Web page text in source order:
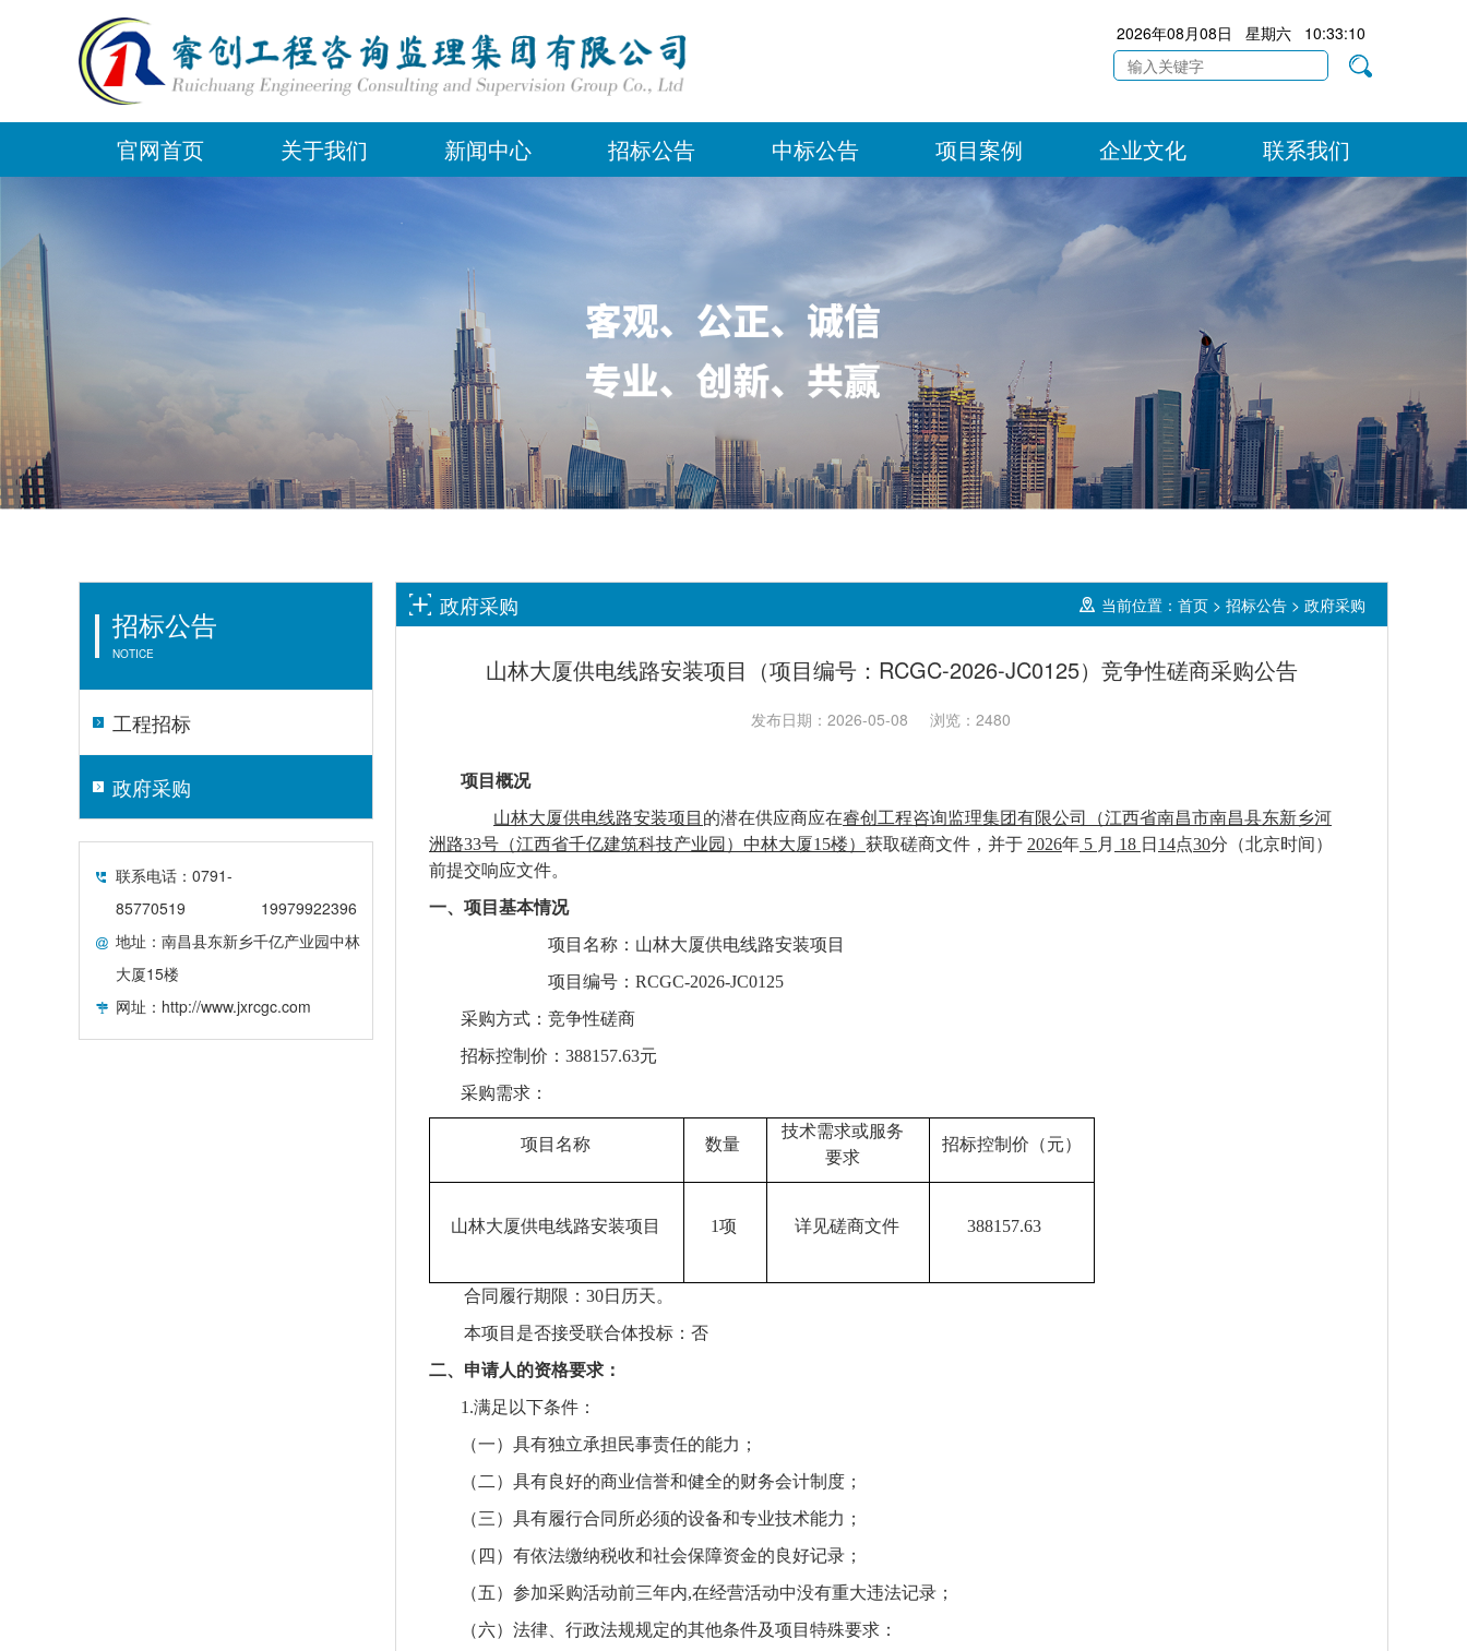
2026年08月08日 星期六 10:33:11
官网首页 关于我们 新闻中心 招标公告 中标公告 项目案例 企业文化 联系我们
招标公告
NOTICE
工程招标
政府采购
联系电话：0791-
85770519
19979922396
地址：南昌县东新乡千亿产业园中林
大厦15楼
网址：http://www.jxrcgc.com
政府采购 当前位置： 首页 > 招标公告 > 政府采购
山林大厦供电线路安装项目（项目编号：RCGC-2026-JC0125）竞争性磋商采购公告
发布日期：2026-05-08 浏览：2480
项目概况
山林大厦供电线路安装项目 的潜在供应商应在睿创工程咨询监理集团有限公司（江西省南昌市南昌县东新乡河
洲路33号（江西省千亿建筑科技产业园）中林大厦15楼） 获取磋商文件，并于 2026年 5 月 18 日 14点30分 （北京时间）
前提交响应文件。
一、项目基本情况
项目名称： 山林大厦供电线路安装项目
项目编号： RCGC-2026-JC0125
采购方式： 竞争性磋商
招标控制价： 388157.63元
采购需求：
项目名称 数量
技术需求或服务
要求
招标控制价 （元）
山林大厦供电线路安装项目 1项 详见磋商文件 388157.63
合同履行期限： 30日历天。
本项目是否接受联合体投标：否
二、申请人的资格要求：
1.满足 以下条件 ：
（一）具有独立承担民事责任的能力；
（二）具有良好的商业信誉和健全的财务会计制度；
（三）具有履行合同所必须的设备和专业技术能力；
（四）有依法缴纳税收和社会保障资金的良好记录；
（五）参加采购活动前三年内,在经营活动中没有重大违法记录；
（六）法律、行政法规规定的其他条件及项目特殊要求：